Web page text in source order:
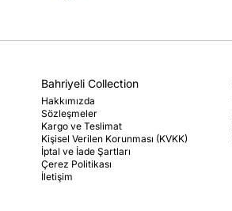
Bahriyeli Collection
Hakkımızda
Sözleşmeler
Kargo ve Teslimat
Kişisel Verilen Korunması (KVKK)
İptal ve İade Şartları
Çerez Politikası
İletişim